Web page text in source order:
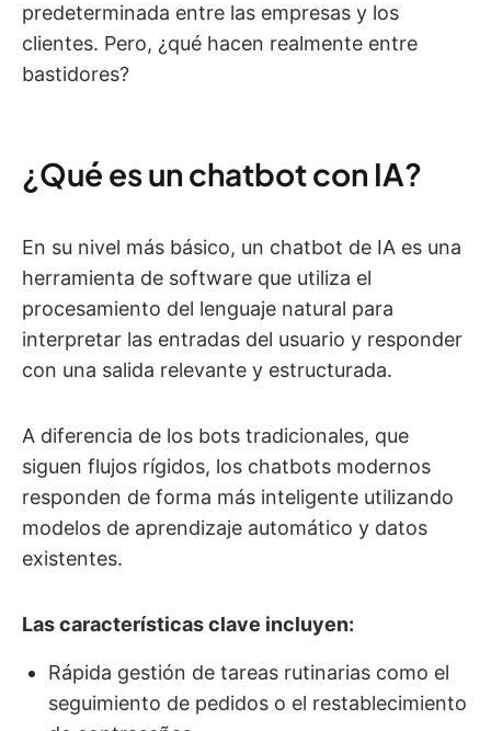
predeterminada entre las empresas y los
clientes. Pero, ¿qué hacen realmente entre
bastidores?
¿Qué es un chatbot con IA?
En su nivel más básico, un chatbot de IA es una
herramienta de software que utiliza el
procesamiento del lenguaje natural para
interpretar las entradas del usuario y responder
con una salida relevante y estructurada.
A diferencia de los bots tradicionales, que
siguen flujos rígidos, los chatbots modernos
responden de forma más inteligente utilizando
modelos de aprendizaje automático y datos
existentes.
Las características clave incluyen:
Rápida gestión de tareas rutinarias como el
seguimiento de pedidos o el restablecimiento